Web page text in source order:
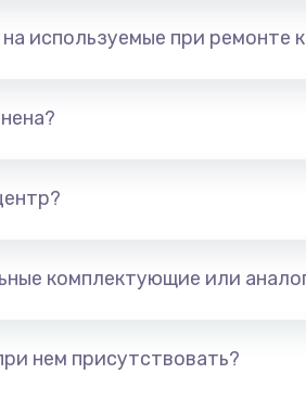
на используемые при ремонте
комплектующие или
нем присутствовать?